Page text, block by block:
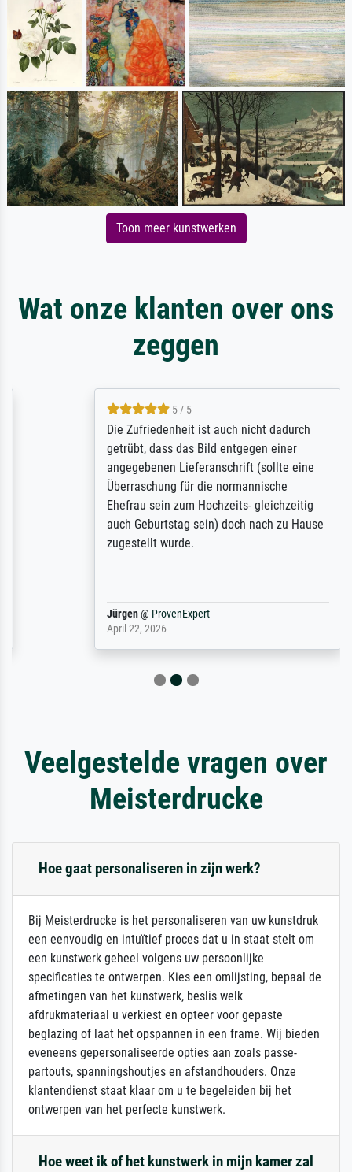
Toon meer kunstwerken
Wat onze klanten over ons
zeggen
5 / 5
Die Zufriedenheit ist auch nicht dadurch
getrübt, dass das Bild entgegen einer
angegebenen Lieferanschrift (sollte eine
Überraschung für die normannische
Ehefrau sein zum Hochzeits- gleichzeitig
auch Geburtstag sein) doch nach zu Hause
zugestellt wurde.
@ProvenExpert
April 22, 2026
Veelgestelde vragen over
Meisterdrucke
Hoe gaat personaliseren in zijn werk?
Bij Meisterdrucke is het personaliseren van uw kunstdruk
een eenvoudig en intuïtief proces dat u in staat stelt om
een kunstwerk geheel volgens uw persoonlijke
specificaties te ontwerpen. Kies een omlijsting, bepaal de
afmetingen van het kunstwerk, beslis welk
afdrukmateriaal u verkiest en opteer voor gepaste
beglazing of laat het opspannen in een frame. Wij bieden
eveneens gepersonaliseerde opties aan zoals passe-
partouts, spanningshoutjes en afstandhouders. Onze
klantendienst staat klaar om u te begeleiden bij het
ontwerpen van het perfecte kunstwerk.
Hoe weet ik of het kunstwerk in mijn kamer zal